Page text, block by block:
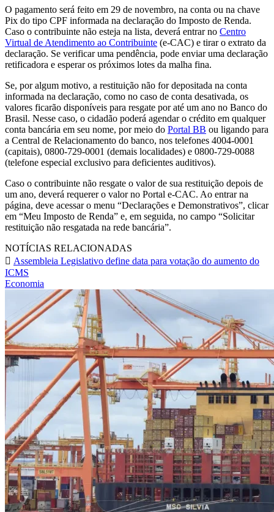
O pagamento será feito em 29 de novembro, na conta ou na chave
Pix do tipo CPF informada na declaração do Imposto de Renda.
Caso o contribuinte não esteja na lista, deverá entrar no Centro
Virtual de Atendimento ao Contribuinte (e-CAC) e tirar o extrato da
declaração. Se verificar uma pendência, pode enviar uma declaração
retificadora e esperar os próximos lotes da malha fina.
Se, por algum motivo, a restituição não for depositada na conta
informada na declaração, como no caso de conta desativada, os
valores ficarão disponíveis para resgate por até um ano no Banco do
Brasil. Nesse caso, o cidadão poderá agendar o crédito em qualquer
conta bancária em seu nome, por meio do Portal BB ou ligando para
a Central de Relacionamento do banco, nos telefones 4004-0001
(capitais), 0800-729-0001 (demais localidades) e 0800-729-0088
(telefone especial exclusivo para deficientes auditivos).
Caso o contribuinte não resgate o valor de sua restituição depois de
um ano, deverá requerer o valor no Portal e-CAC. Ao entrar na
página, deve acessar o menu “Declarações e Demonstrativos”, clicar
em “Meu Imposto de Renda” e, em seguida, no campo “Solicitar
restituição não resgatada na rede bancária”.
NOTÍCIAS RELACIONADAS
Assembleia Legislativo define data para votação do aumento do
ICMS
Economia